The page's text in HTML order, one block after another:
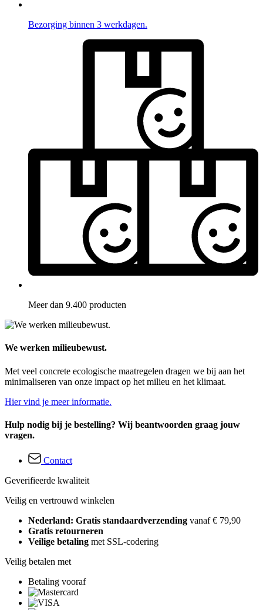
Bezorging binnen 3 werkdagen.
Meer dan 9.400 producten
We werken milieubewust.
Met veel concrete ecologische maatregelen dragen we bij aan het
minimaliseren van onze impact op het milieu en het klimaat.
Hier vind je meer informatie.
Hulp nodig bij je bestelling? Wij beantwoorden graag jouw
vragen.
Contact
Geverifieerde kwaliteit
Veilig en vertrouwd winkelen
Nederland: Gratis standaardverzending vanaf € 79,90
Gratis retourneren
Veilige betaling met SSL-codering
Veilig betalen met
Betaling vooraf